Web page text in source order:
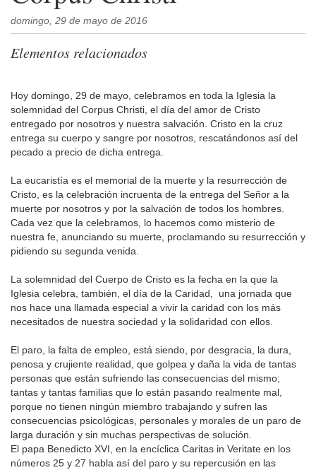
domingo, 29 de mayo de 2016
Elementos relacionados
Hoy domingo, 29 de mayo, celebramos en toda la Iglesia la
solemnidad del Corpus Christi, el día del amor de Cristo
entregado por nosotros y nuestra salvación. Cristo en la cruz
entrega su cuerpo y sangre por nosotros, rescatándonos así del
pecado a precio de dicha entrega.
La eucaristía es el memorial de la muerte y la resurrección de
Cristo, es la celebración incruenta de la entrega del Señor a la
muerte por nosotros y por la salvación de todos los hombres.
Cada vez que la celebramos, lo hacemos como misterio de
nuestra fe, anunciando su muerte, proclamando su resurrección y
pidiendo su segunda venida.
La solemnidad del Cuerpo de Cristo es la fecha en la que la
Iglesia celebra, también, el día de la Caridad, una jornada que
nos hace una llamada especial a vivir la caridad con los más
necesitados de nuestra sociedad y la solidaridad con ellos.
El paro, la falta de empleo, está siendo, por desgracia, la dura,
penosa y crujiente realidad, que golpea y daña la vida de tantas
personas que están sufriendo las consecuencias del mismo;
tantas y tantas familias que lo están pasando realmente mal,
porque no tienen ningún miembro trabajando y sufren las
consecuencias psicológicas, personales y morales de un paro de
larga duración y sin muchas perspectivas de solución.
El papa Benedicto XVI, en la encíclica Caritas in Veritate en los
números 25 y 27 habla así del paro y su repercusión en las